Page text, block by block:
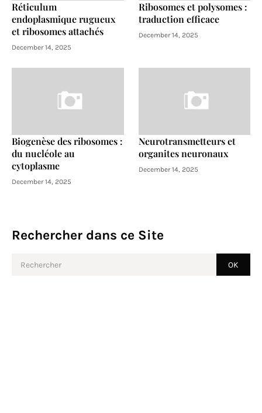
Réticulum
endoplasmique rugueux
et ribosomes attachés
December 14, 2025
Ribosomes et polysomes :
traduction efficace
December 14, 2025
Biogenèse des ribosomes :
du nucléole au
cytoplasme
December 14, 2025
Neurotransmetteurs et
organites neuronaux
December 14, 2025
Rechercher dans ce Site